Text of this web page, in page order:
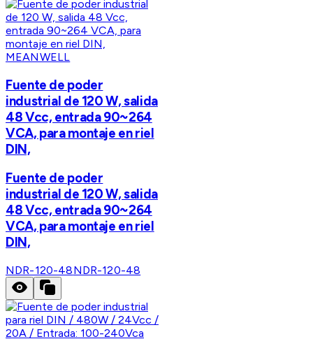
MEANWELL
Fuente de poder
industrial de 120 W, salida
48 Vcc, entrada 90~264
VCA, para montaje en riel
DIN,
Fuente de poder
industrial de 120 W, salida
48 Vcc, entrada 90~264
VCA, para montaje en riel
DIN,
NDR-120-48NDR-120-48